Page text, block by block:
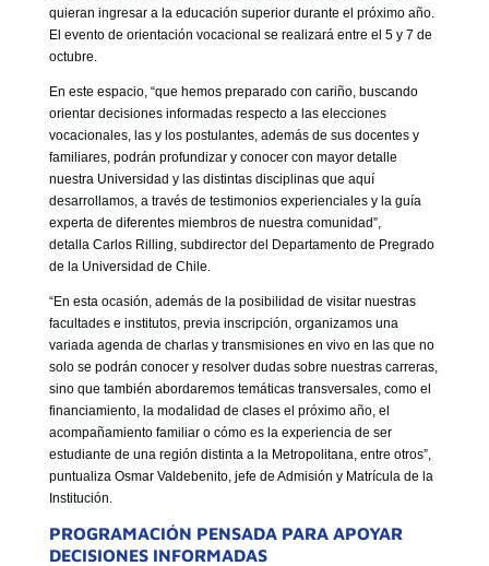
quieran ingresar a la educación superior durante el próximo año.
El evento de orientación vocacional se realizará entre el 5 y 7 de
octubre.
En este espacio, “que hemos preparado con cariño, buscando
orientar decisiones informadas respecto a las elecciones
vocacionales, las y los postulantes, además de sus docentes y
familiares, podrán profundizar y conocer con mayor detalle
nuestra Universidad y las distintas disciplinas que aquí
desarrollamos, a través de testimonios experienciales y la guía
experta de diferentes miembros de nuestra comunidad”,
detalla Carlos Rilling, subdirector del Departamento de Pregrado
de la Universidad de Chile.
“En esta ocasión, además de la posibilidad de visitar nuestras
facultades e institutos, previa inscripción, organizamos una
variada agenda de charlas y transmisiones en vivo en las que no
solo se podrán conocer y resolver dudas sobre nuestras carreras,
sino que también abordaremos temáticas transversales, como el
financiamiento, la modalidad de clases el próximo año, el
acompañamiento familiar o cómo es la experiencia de ser
estudiante de una región distinta a la Metropolitana, entre otros”,
puntualiza Osmar Valdebenito, jefe de Admisión y Matrícula de la
Institución.
PROGRAMACIÓN PENSADA PARA APOYAR
DECISIONES INFORMADAS